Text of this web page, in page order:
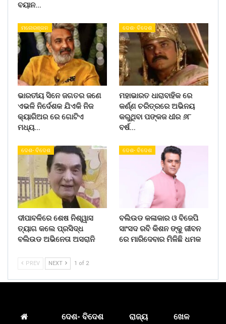
ବୟାନ…
ମନୋରଞ୍ଜନ
ଭାରତୀୟ ସିନେ ଜଗତର ଜଣେ
ଏଭଳି ନିର୍ଦେଶକ ଯିଏକି ନିଜ
କ୍ୟାରିଅର ରେ ଗୋଟିଏ
ମଧ୍ୟ…
ଦେଶ- ବିଦେଶ
ମହାଭାରତ ଧାରାବାହିକ ରେ
କର୍ଣ୍ଣ ଚରିତ୍ରରେ ଅଭିନୟ
କରୁଥିବା ପଙ୍କଜ ଧୀର ୬୮
ବର୍ଷ…
ଦେଶ- ବିଦେଶ
ଦୀପାବଳିରେ ଶେଷ ନିଶ୍ୱାସ
ତ୍ୟାଗ କଲେ ପ୍ରସିଦ୍ଧ
ବଲିଉଡ ଅଭିନେତା ଅସରାନି
ଦେଶ- ବିଦେଶ
ବଲିଉଡ କଳାକାର ଓ ବିଜେପି
ସାଂସଦ ରବି କିଶନ ଙ୍କୁ ଜୀବନ
ରେ ମାରିଦେବାର ମିଳିଛି ଧମକ
PREV NEXT 1 of 2
ଦେଶ- ବିଦେଶ ରାଜ୍ୟ ଖେଳ